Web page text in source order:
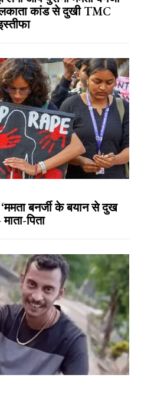
कांड से दुखी TMC
बनर्जी के बयान से दुख
पिता